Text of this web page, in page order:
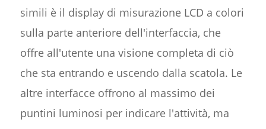
simili è il display di misurazione LCD a colori
sulla parte anteriore dell'interfaccia, che
offre all'utente una visione completa di ciò
che sta entrando e uscendo dalla scatola. Le
altre interfacce offrono al massimo dei
puntini luminosi per indicare l'attività, ma